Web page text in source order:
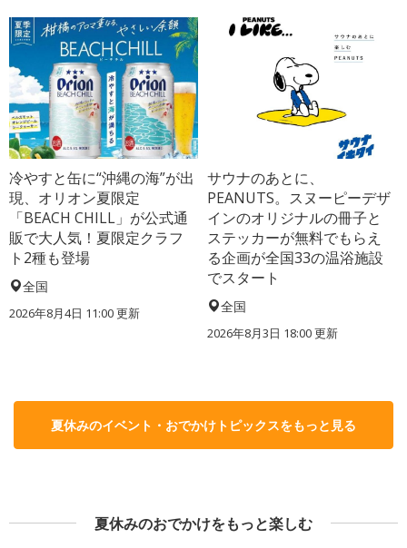
冷やすと缶に“沖縄の海”が出
現、オリオン夏限定
「BEACH CHILL」が公式通
販で大人気！夏限定クラフ
ト2種も登場
全国
2026年8月4日 11:00更新
サウナのあとに、
PEANUTS。スヌーピーデザ
インのオリジナルの冊子と
ステッカーが無料でもらえ
る企画が全国33の温浴施設
でスタート
全国
2026年8月3日 18:00更新
夏休みのイベント・おでかけトピックスをもっと見る
夏休みのおでかけをもっと楽しむ